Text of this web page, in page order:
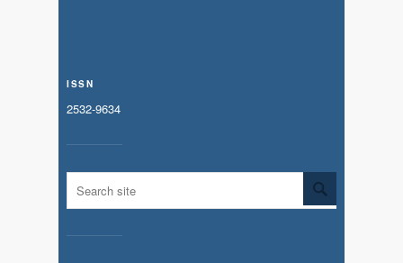
ISSN
2532-9634